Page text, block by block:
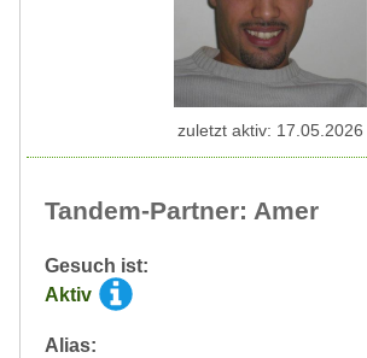
Tandem-Partner: Amer
Gesuch ist:
Aktiv
Alias:
zuletzt aktiv: 17.05.2026